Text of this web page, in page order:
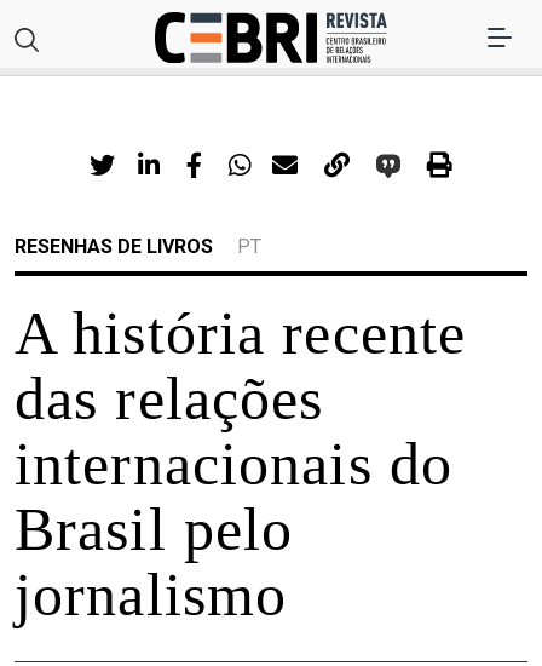
RESENHAS DE LIVROS PT
A história recente
das relações
internacionais do
Brasil pelo
jornalismo